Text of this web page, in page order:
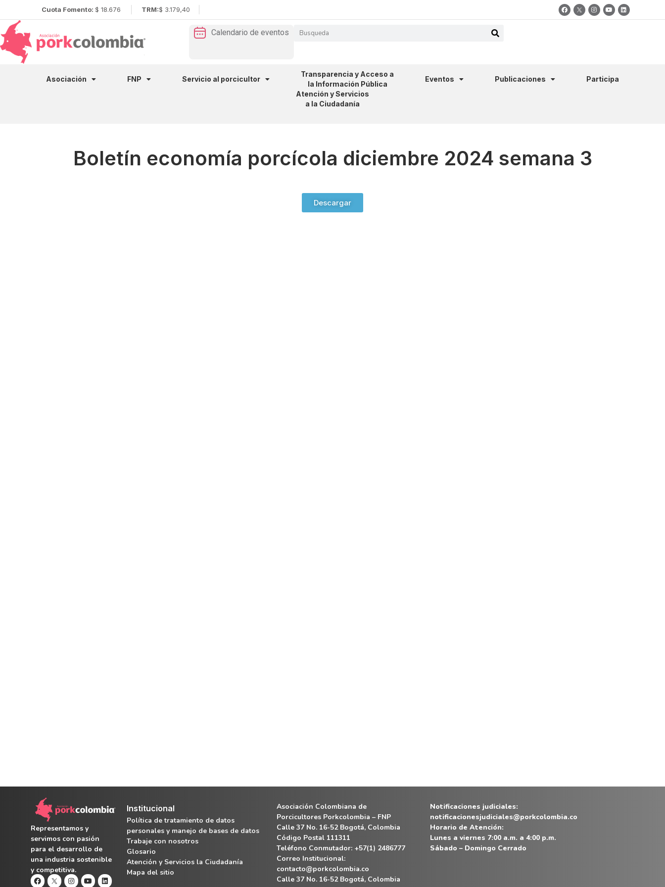
Cuota Fomento: $ 18.676 TRM:$ 3.179,40
Calendario de eventos
Asociación FNP Servicio al porcicultor
Transparencia y Acceso a
la Información Pública
Eventos Publicaciones
Participa
Atención y Servicios
a la Ciudadanía
Boletín economía porcícola diciembre 2024 semana 3
Descargar
Representamos y
servimos con pasión
para el desarrollo de
una industria sostenible
y competitiva.
Institucional
Política de tratamiento de datos
personales y manejo de bases de datos
Trabaje con nosotros
Glosario
Atención y Servicios la Ciudadanía
Mapa del sitio
Asociación Colombiana de
Porcicultores Porkcolombia – FNP
Calle 37 No. 16-52 Bogotá, Colombia
Código Postal 111311
Teléfono Conmutador: +57(1) 2486777
Correo Institucional:
contacto@porkcolombia.co
Calle 37 No. 16-52 Bogotá, Colombia
Notificaciones judiciales:
notificacionesjudiciales@porkcolombia.co
Horario de Atención:
Lunes a viernes 7:00 a.m. a 4:00 p.m.
Sábado – Domingo Cerrado